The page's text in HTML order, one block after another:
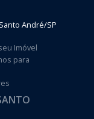
André/SP
Imóvel
para